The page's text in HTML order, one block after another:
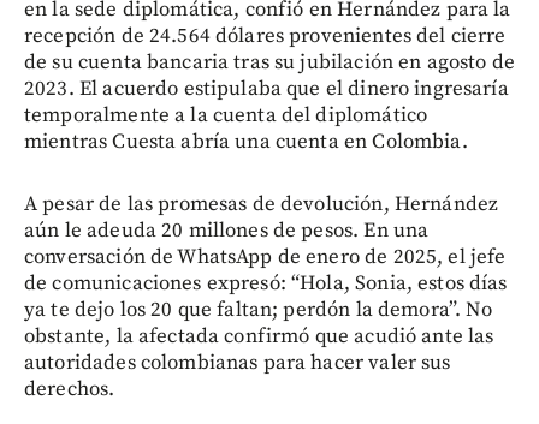
en la sede diplomática, confió en Hernández para la
recepción de 24.564 dólares provenientes del cierre
de su cuenta bancaria tras su jubilación en agosto de
2023. El acuerdo estipulaba que el dinero ingresaría
temporalmente a la cuenta del diplomático
mientras Cuesta abría una cuenta en Colombia.
A pesar de las promesas de devolución, Hernández
aún le adeuda 20 millones de pesos. En una
conversación de WhatsApp de enero de 2025, el jefe
de comunicaciones expresó: “Hola, Sonia, estos días
ya te dejo los 20 que faltan; perdón la demora”. No
obstante, la afectada confirmó que acudió ante las
autoridades colombianas para hacer valer sus
derechos.